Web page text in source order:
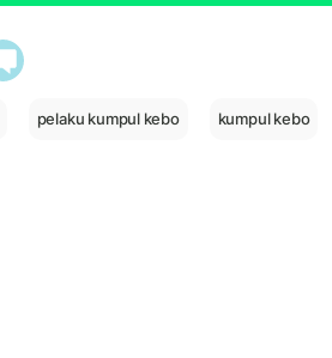
pelaku kumpul kebo kumpul kebo